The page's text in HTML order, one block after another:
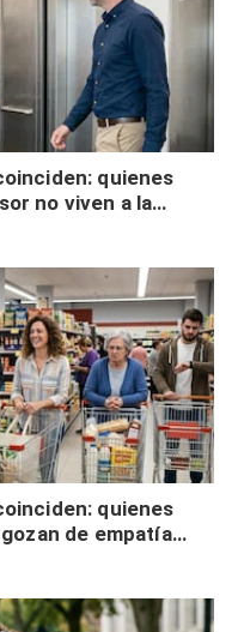
quienes
no viven a la
quienes
de empatía
autocontrol